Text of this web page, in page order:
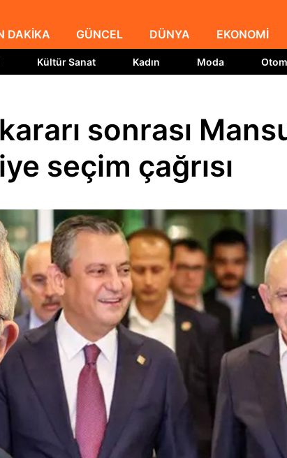
DAKİKA GÜNCEL DÜNYA EKONOMİ
Kültür Sanat Kadın Moda
sonrası
seçim çağrısı